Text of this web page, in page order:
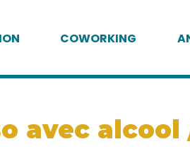
COWORKING
avec